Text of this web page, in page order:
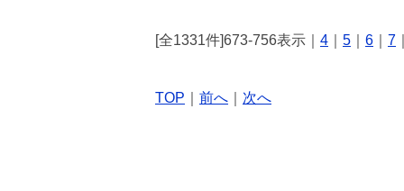
[全1331件]673-756表示｜ 4 5 6 7
TOP 前へ 次へ